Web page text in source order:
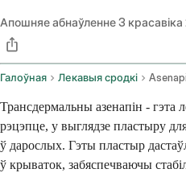
Апошняе абнаўленне3 красавіка
Галоўная Лекавыя сродкі
Трансдермальны азенапін - гэта
рэцэпце, у выглядзе пластыру
ў дарослых. Гэты пластыр
ў крываток, забяспечваючы